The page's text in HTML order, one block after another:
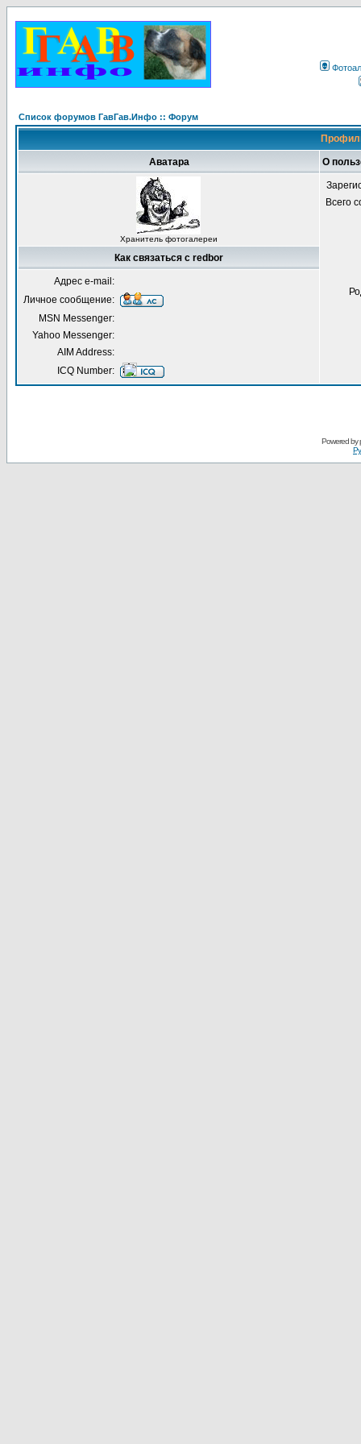
Список форумов ГавГав.Инфо :: Форум
Аватара О
Хранитель фотогалереи
Всего
Как связаться с redbor
Адрес e-mail:
Личное сообщение:
MSN Messenger:
Yahoo Messenger:
AIM Address:
ICQ Number:
Powered by